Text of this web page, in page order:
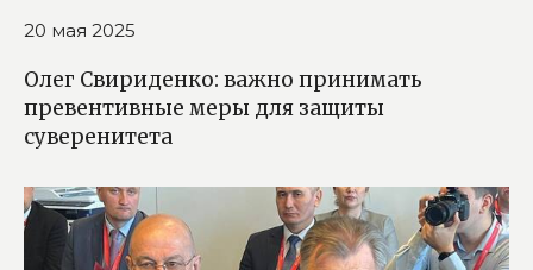
20 мая 2025
Олег Свириденко: важно принимать
превентивные меры для защиты
суверенитета